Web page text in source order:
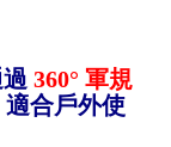
360° 軍規
適合戶外使